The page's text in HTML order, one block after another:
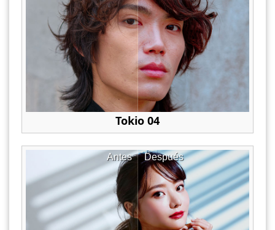
Tokio 04
Después
Antes